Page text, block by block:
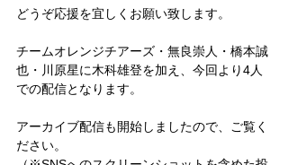
どうぞ応援を宜しくお願い致します。
チームオレンジチアーズ・無良崇人・橋本誠
也・川原星に木科雄登を加え、今回より4人
での配信となります。
アーカイブ配信も開始しましたので、ご覧く
ださい。